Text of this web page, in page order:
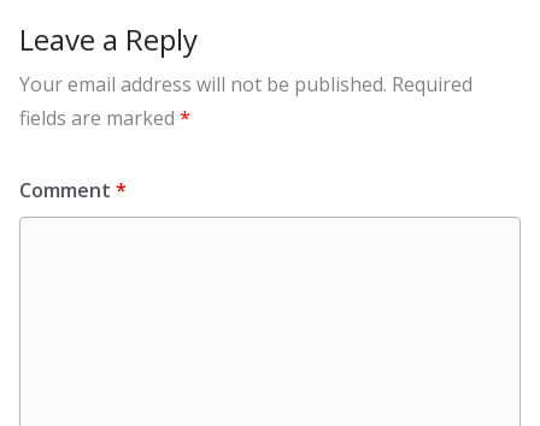
Leave a Reply
Your email address will not be published. Required
fields are marked *
Comment *